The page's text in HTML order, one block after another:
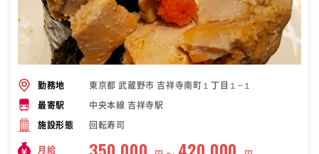
勤務地 東京都 武蔵野市 吉祥寺南町１丁目１−１
最寄駅 中央本線 吉祥寺駅
施設形態 回転寿司
月給